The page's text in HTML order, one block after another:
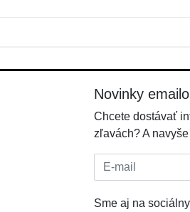
Novinky
Chcete dostávať
zľavách? A
E-mail:
Sme aj na